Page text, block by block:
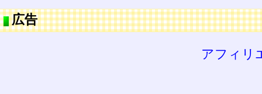
広告
アフィリ